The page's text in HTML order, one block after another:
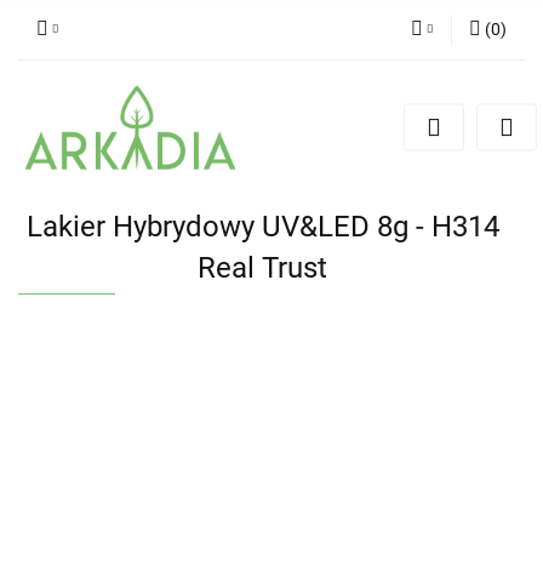
(0)
Lakier Hybrydowy UV&LED 8g - H314
Real Trust